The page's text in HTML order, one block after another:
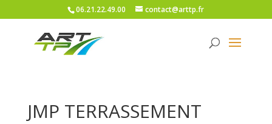
06.21.22.49.00 contact@arttp.fr
JMP TERRASSEMENT